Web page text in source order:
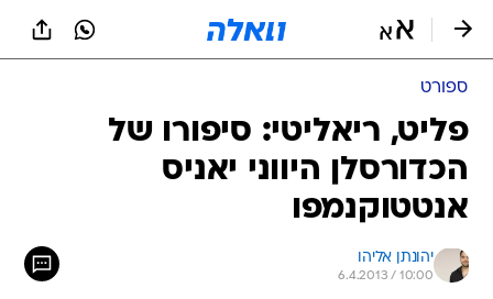
ספורט
פליט, ריאליטי: סיפורו של
הכדורסלן היווני יאניס
אנטטוקנמפו
יהונתן אליהו
6.4.2013 / 10:00